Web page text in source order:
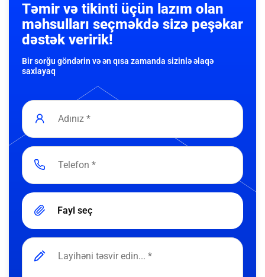
Təmir və tikinti üçün lazım olan
məhsulları seçməkdə sizə peşəkar
dəstək veririk!
Bir sorğu göndərin və ən qısa zamanda sizinlə əlaqə
saxlayaq
Fayl seç